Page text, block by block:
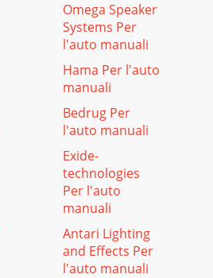
Omega Speaker
Systems Per
l'auto manuali
Hama Per l'auto
manuali
Bedrug Per
l'auto manuali
Exide-
technologies
Per l'auto
manuali
Antari Lighting
and Effects Per
l'auto manuali